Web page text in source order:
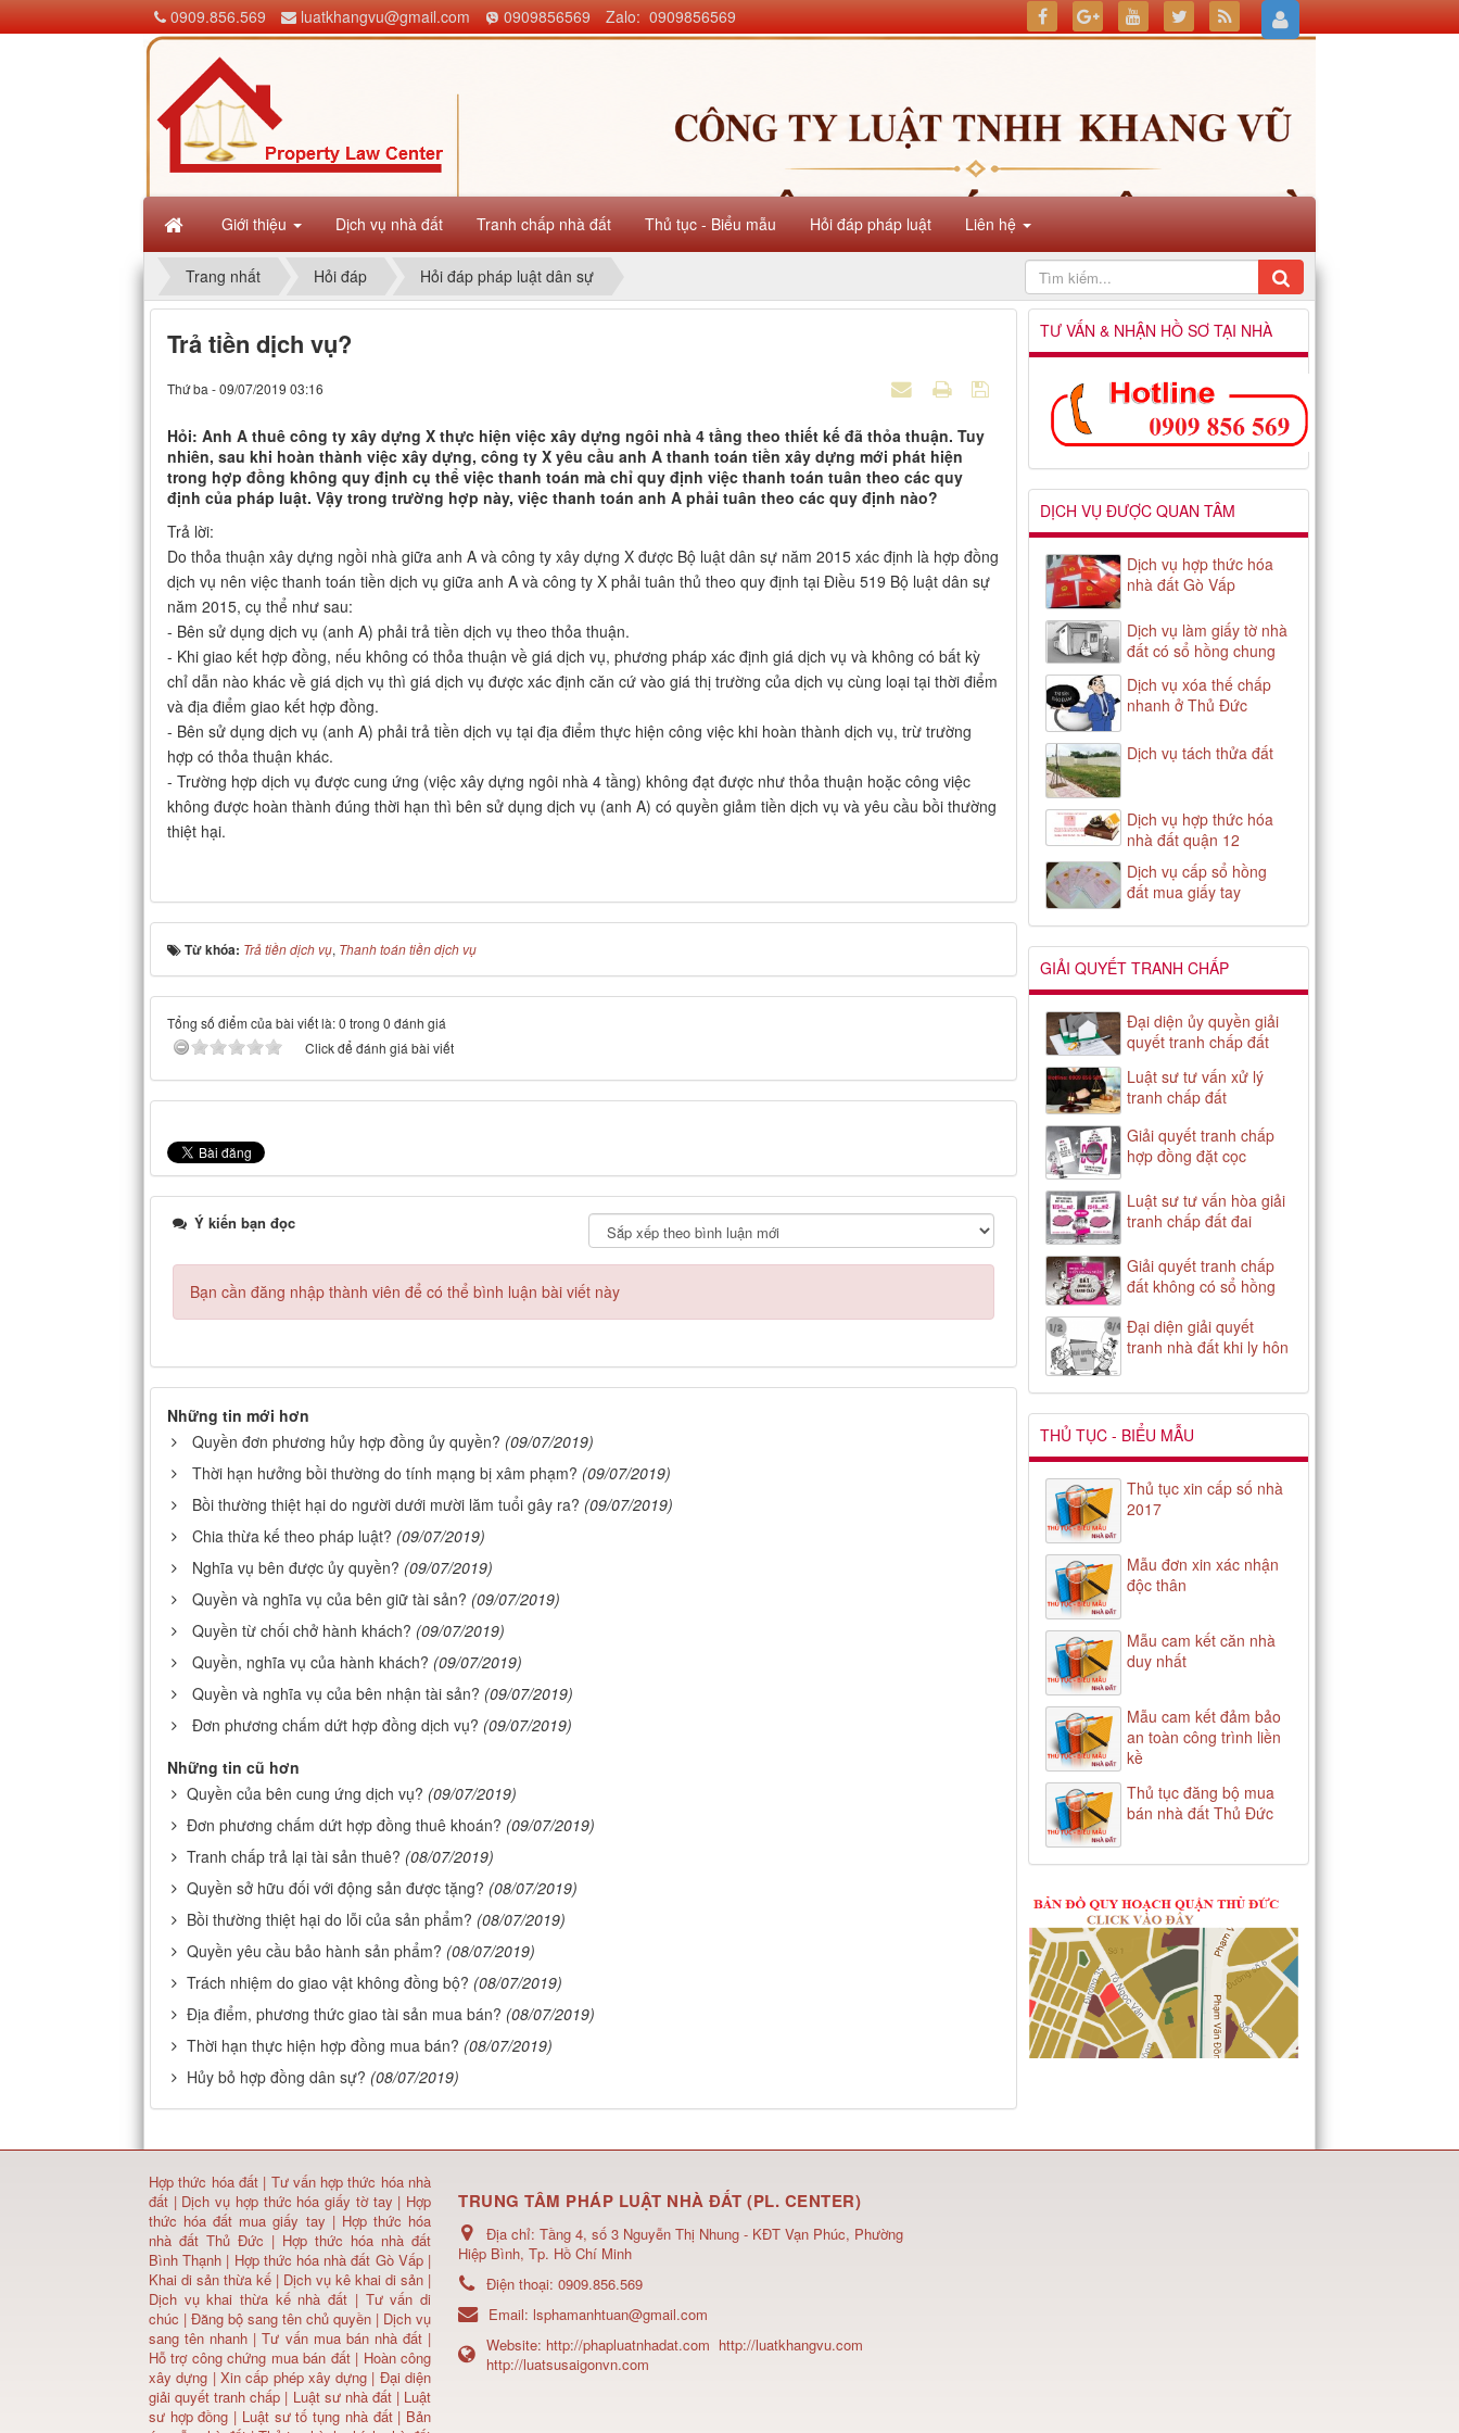
Giới thiệu Dịch vụ nhà đất Tranh chấp nhà đất Thủ tục - Biểu mẫu Hỏi đáp pháp luật Liên hệ
0909.856.569 luatkhangvu@gmail.com 0909856569 Zalo: 0909856569
Trang nhất Hỏi đáp Hỏi đáp pháp luật dân sự
Trả tiền dịch vụ?
Thứ ba - 09/07/2019 03:16
Hỏi: Anh A thuê công ty xây dựng X thực hiện việc xây dựng ngôi nhà 4 tầng theo thiết kế đã thỏa thuận. Tuy
nhiên, sau khi hoàn thành việc xây dựng, công ty X yêu cầu anh A thanh toán tiền xây dựng mới phát hiện
trong hợp đồng không quy định cụ thể việc thanh toán mà chỉ quy định việc thanh toán tuân theo các quy
định của pháp luật. Vậy trong trường hợp này, việc thanh toán anh A phải tuân theo các quy định nào?
Trả lời:
Do thỏa thuận xây dựng ngồi nhà giữa anh A và công ty xây dựng X được Bộ luật dân sự năm 2015 xác định là hợp đồng
dịch vụ nên việc thanh toán tiền dịch vụ giữa anh A và công ty X phải tuân thủ theo quy định tại Điều 519 Bộ luật dân sự
năm 2015, cụ thể như sau:
- Bên sử dụng dịch vụ (anh A) phải trả tiền dịch vụ theo thỏa thuận.
- Khi giao kết hợp đồng, nếu không có thỏa thuận về giá dịch vụ, phương pháp xác định giá dịch vụ và không có bất kỳ
chỉ dẫn nào khác về giá dịch vụ thì giá dịch vụ được xác định căn cứ vào giá thị trường của dịch vụ cùng loại tại thời điểm
và địa điểm giao kết hợp đồng.
- Bên sử dụng dịch vụ (anh A) phải trả tiền dịch vụ tại địa điểm thực hiện công việc khi hoàn thành dịch vụ, trừ trường
hợp có thỏa thuận khác.
- Trường hợp dịch vụ được cung ứng (việc xây dựng ngôi nhà 4 tầng) không đạt được như thỏa thuận hoặc công việc
không được hoàn thành đúng thời hạn thì bên sử dụng dịch vụ (anh A) có quyền giảm tiền dịch vụ và yêu cầu bồi thường
thiệt hại.
Từ khóa: Trả tiền dịch vụ, Thanh toán tiền dịch vụ
Tổng số điểm của bài viết là: 0 trong 0 đánh giá
Click để đánh giá bài viết
Ý kiến bạn đọc
Bạn cần đăng nhập thành viên để có thể bình luận bài viết này
Những tin mới hơn
Quyền đơn phương hủy hợp đồng ủy quyền? (09/07/2019)
Thời hạn hưởng bồi thường do tính mạng bị xâm phạm? (09/07/2019)
Bồi thường thiệt hại do người dưới mười lăm tuổi gây ra? (09/07/2019)
Chia thừa kế theo pháp luật? (09/07/2019)
Nghĩa vụ bên được ủy quyền? (09/07/2019)
Quyền và nghĩa vụ của bên giữ tài sản? (09/07/2019)
Quyền từ chối chở hành khách? (09/07/2019)
Quyền, nghĩa vụ của hành khách? (09/07/2019)
Quyền và nghĩa vụ của bên nhận tài sản? (09/07/2019)
Đơn phương chấm dứt hợp đồng dịch vụ? (09/07/2019)
Những tin cũ hơn
Quyền của bên cung ứng dịch vụ? (09/07/2019)
Đơn phương chấm dứt hợp đồng thuê khoán? (09/07/2019)
Tranh chấp trả lại tài sản thuê? (08/07/2019)
Quyền sở hữu đối với động sản được tặng? (08/07/2019)
Bồi thường thiệt hại do lỗi của sản phẩm? (08/07/2019)
Quyền yêu cầu bảo hành sản phẩm? (08/07/2019)
Trách nhiệm do giao vật không đồng bộ? (08/07/2019)
Địa điểm, phương thức giao tài sản mua bán? (08/07/2019)
Thời hạn thực hiện hợp đồng mua bán? (08/07/2019)
Hủy bỏ hợp đồng dân sự? (08/07/2019)
TƯ VẤN & NHẬN HỒ SƠ TẠI NHÀ
DỊCH VỤ ĐƯỢC QUAN TÂM
Dịch vụ hợp thức hóa
nhà đất Gò Vấp
Dịch vụ làm giấy tờ nhà
đất có sổ hồng chung
Dịch vụ xóa thế chấp
nhanh ở Thủ Đức
Dịch vụ tách thửa đất
Dịch vụ hợp thức hóa
nhà đất quận 12
Dịch vụ cấp sổ hồng
đất mua giấy tay
GIẢI QUYẾT TRANH CHẤP
Đại diện ủy quyền giải
quyết tranh chấp đất
Luật sư tư vấn xử lý
tranh chấp đất
Giải quyết tranh chấp
hợp đồng đặt cọc
Luật sư tư vấn hòa giải
tranh chấp đất đai
Giải quyết tranh chấp
đất không có sổ hồng
Đại diện giải quyết
tranh nhà đất khi ly hôn
THỦ TỤC - BIỂU MẪU
Thủ tục xin cấp số nhà
2017
Mẫu đơn xin xác nhận
độc thân
Mẫu cam kết căn nhà
duy nhất
Mẫu cam kết đảm bảo
an toàn công trình liền
kề
Thủ tục đăng bộ mua
bán nhà đất Thủ Đức
Hợp thức hóa đất| Tư vấn hợp thức hóa nhà
đất | Dịch vụ hợp thức hóa giấy tờ tay | Hợp
thức hóa đất mua giấy tay | Hợp thức hóa
nhà đất Thủ Đức | Hợp thức hóa nhà đất
Bình Thạnh | Hợp thức hóa nhà đất Gò Vấp|
Khai di sản thừa kế | Dịch vụ kê khai di sản |
Dịch vụ khai thừa kế nhà đất | Tư vấn di
chúc | Đăng bộ sang tên chủ quyền | Dịch vụ
sang tên nhanh |Tư vấn mua bán nhà đất |
Hỗ trợ công chứng mua bán đất | Hoàn công
xây dựng | Xin cấp phép xây dựng | Đại diện
giải quyết tranh chấp | Luật sư nhà đất| Luật
sư hợp đồng | Luật sư tố tụng nhà đất | Bản
TRUNG TÂM PHÁP LUẬT NHÀ ĐẤT (PL. CENTER)
Địa chỉ: Tầng 4, số 3 Nguyễn Thị Nhung - KĐT Vạn Phúc, Phường
Hiệp Bình, Tp. Hồ Chí Minh
Điện thoại: 0909.856.569
Email: lsphamanhtuan@gmail.com
Website: http://phapluatnhadat.com http://luatkhangvu.com
http://luatsusaigonvn.com